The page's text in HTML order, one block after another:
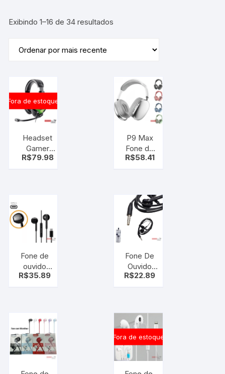
Exibindo 1–16 de 34 resultados
Fora de estoque
Headset
Gamer
Fone C
Smartphone
Multilaser
PH298
R$79.98
P9 Max
Fone de
Ouvido
HiFi com
Microfone
R$58.41
Fone de
ouvido
tipo C
play
pause –
TYPE-C
R$35.89
Fone De
Ouvido
Com
Fio Le-
0234 –
Lelong
R$22.89
Fora de estoque